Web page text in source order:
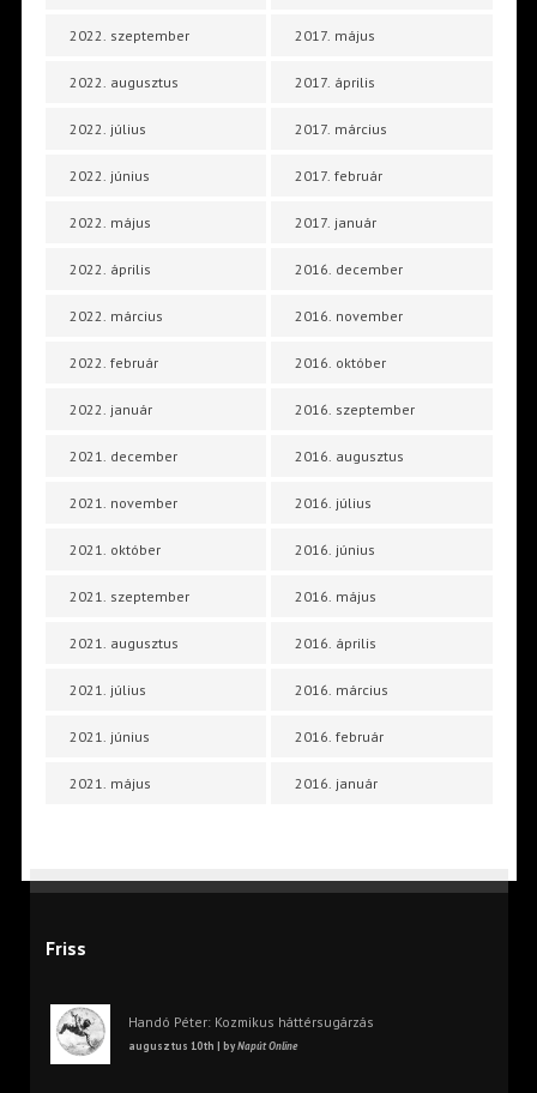
2022. szeptember
2022. augusztus
2022. július
2022. június
2022. május
2022. április
2022. március
2022. február
2022. január
2021. december
2021. november
2021. október
2021. szeptember
2021. augusztus
2021. július
2021. június
2021. május
2017. május
2017. április
2017. március
2017. február
2017. január
2016. december
2016. november
2016. október
2016. szeptember
2016. augusztus
2016. július
2016. június
2016. május
2016. április
2016. március
2016. február
2016. január
Friss
Handó Péter: Kozmikus háttérsugárzás
augusztus 10th | byNapút Online